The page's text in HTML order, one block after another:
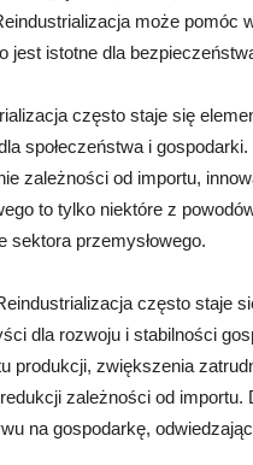
może pomóc
jest istotne dla
często staje się
społeczeństwa i
zależności od importu,
to tylko niektóre z
sektora przemysłowego.
często staje
dla rozwoju i stabilności
produkcji, zwiększenia
zależności od
na gospodarkę,